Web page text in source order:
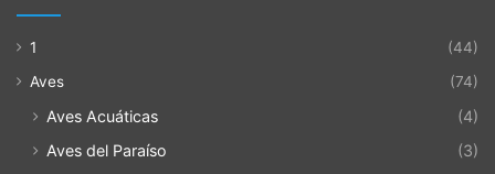
1
(44)
Aves
(74)
Aves Acuáticas
(4)
Aves del Paraíso
(3)